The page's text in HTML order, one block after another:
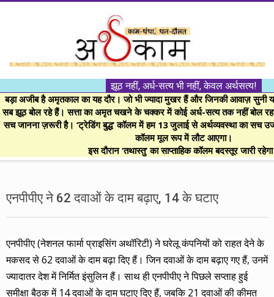
।।
अर्थकाम।।
BE
FINANCIALLY
CLEVER!
झूठ नहीं, अर्ध-सत्य भी नहीं, केवल अर्थसत्य!
बड़ा अजीब है अमृतकाल का यह दौर। जो भी ज्यादा मुखर हैं और जिनकी आवाज़ सुनी
सब झूठ बोल रहे हैं। सत्ता का अमृत चखने के चक्कर में कोई अर्ध-सत्य तक नहीं बोल
सच जानना ज़रूरी है। ‘ट्रेडिंग बुद्ध’ कॉलम में हम 13 जुलाई से अर्थव्यवस्था का सच
कॉलम मूल रूप में लौट आएगा।
इस दौरान ‘तथास्तु’ का साप्ताहिक कॉलम बदस्तूर जारी
Menu
एनपीपीए ने 62 दवाओं के दाम बढ़ाए, 14 के घटाए
एनपीपीए (नेशनल फार्मा प्राइसिंग अथॉरिटी) ने घरेलू कंपनियों को राहत देने के
मकसद से 62 दवाओं के दाम बढ़ा दिए हैं। जिन दवाओं के दाम बढ़ाए गए हैं, उनमें
ज्यादातर देश में निर्मित इंसुलिन हैं। साथ ही एनपीपीए ने पिछले सप्ताह हुई
समीक्षा बैठक में 14 दवाओं के दाम घटाए दिए हैं, जबकि 21 दवाओं की कीमत